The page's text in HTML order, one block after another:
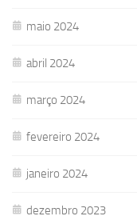
maio 2024
abril 2024
março 2024
fevereiro 2024
janeiro 2024
dezembro 2023